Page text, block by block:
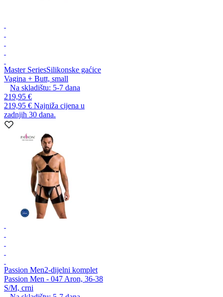
Master SeriesSilikonske gaćice
Vagina + Butt, small
Na skladištu: 5-7 dana
219,95 €
219,95 € Najniža cijena u
zadnjih 30 dana.
Passion Men2-dijelni komplet
Passion Men - 047 Aron, 36-38
S/M, crni